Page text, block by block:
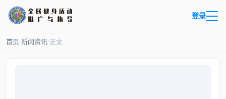
登录
首页/新闻资讯/正文